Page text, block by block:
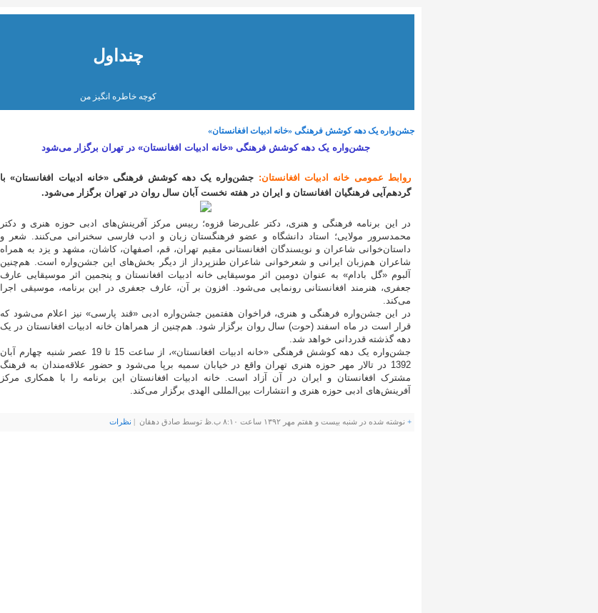
چنداول
کوچه خاطره انگیز من
جشن‌واره یک دهه کوشش فرهنگی «خانه ادبیات افغانستان»
جشن‌واره یک دهه کوشش فرهنگی «خانه ادبیات افغانستان» در تهران برگزار می‌شود
روابط عمومی خانه ادبیات افغانستان: جشن‌واره یک دهه کوشش فرهنگی «خانه ادبیات افغانستان» با
گردهم‌آیی فرهنگیان افغانستان و ایران در هفته نخست آبان سال روان در تهران برگزار می‌شود.
در این برنامه فرهنگی و هنری، دکتر علی‌رضا قزوه؛ رییس مرکز آفرینش‌های ادبی حوزه هنری و دکتر
محمدسرور مولایی؛ استاد دانشگاه و عضو فرهنگستان زبان و ادب فارسی سخنرانی می‌کنند. شعر و
داستان‌خوانی شاعران و نویسندگان افغانستانی مقیم تهران، قم، اصفهان، کاشان، مشهد و یزد به همراه
شاعران هم‌زبان ایرانی و شعرخوانی شاعران طنزپرداز از دیگر بخش‌های این جشن‌واره است. هم‌چنین
آلبوم «گل بادام» به عنوان دومین اثر موسیقایی خانه ادبیات افغانستان و پنجمین اثر موسیقایی عارف
جعفری، هنرمند افغانستانی رونمایی می‌شود. افزون بر آن، عارف جعفری در این برنامه، موسیقی اجرا
می‌کند.
در این جشن‌واره فرهنگی و هنری، فراخوان هفتمین جشن‌واره ادبی «قند پارسی» نیز اعلام می‌شود که
قرار است در ماه اسفند (حوت) سال روان برگزار شود. هم‌چنین از همراهان خانه ادبیات افغانستان در یک
دهه گذشته قدردانی خواهد شد.
جشن‌واره یک دهه کوشش فرهنگی «خانه ادبیات افغانستان»، از ساعت 15 تا 19 عصر شنبه چهارم آبان
1392 در تالار مهر حوزه هنری تهران واقع در خیابان سمیه برپا می‌شود و حضور علاقه‌مندان به فرهنگ
مشترک افغانستان و ایران در آن آزاد است. خانه ادبیات افغانستان این برنامه را با همکاری مرکز
آفرینش‌های ادبی حوزه هنری و انتشارات بین‌المللی الهدی برگزار می‌کند.
+ نوشته شده در شنبه بیست و هفتم مهر ۱۳۹۲ ساعت ۸:۱۰ ب.ظ توسط صادق دهقان | نظرات